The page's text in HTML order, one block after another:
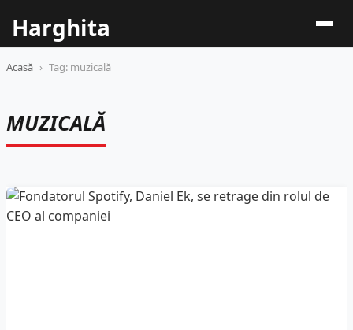
Harghita
Acasă › Tag: muzicală
MUZICALĂ